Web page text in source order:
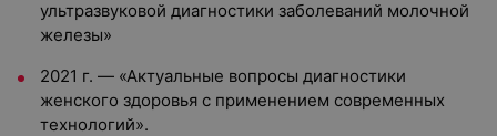
ультразвуковой диагностики заболеваний молочной
железы»
2021 г. — «Актуальные вопросы диагностики
женского здоровья с применением современных
технологий».